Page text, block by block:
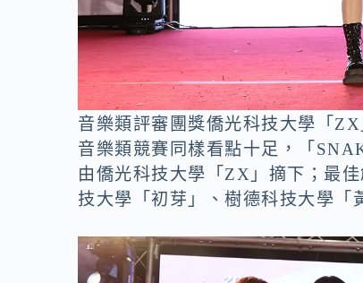
音樂類評審團獎僑光科技大學「
音樂類競賽同樣看點十足，「
由僑光科技大學「ZX」摘下；最
技大學「初芽」、樹德科技大學「